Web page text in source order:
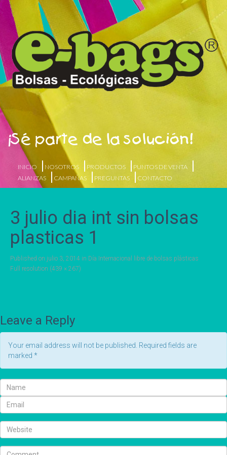
¡Sé parte de la solución!
INICIO NOSOTROS PRODUCTOS
PUNTOS DE VENTA
ALIANZAS
CAMPAÑAS PREGUNTAS CONTACTO
3 julio dia int sin bolsas
plasticas 1
Published on julio 3, 2014 in Día Internacional libre de bolsas plásticas
Full resolution (439 × 267)
Leave a Reply
Your email address will not be published. Required fields are
marked *